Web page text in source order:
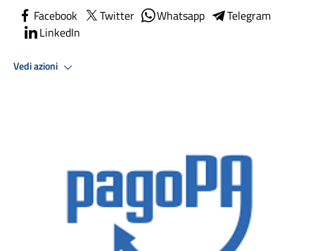
Facebook Twitter Whatsapp
Telegram
LinkedIn
Vedi azioni